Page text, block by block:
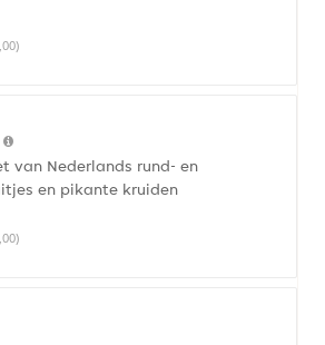
van Nederlands rund- en
en pikante kruiden